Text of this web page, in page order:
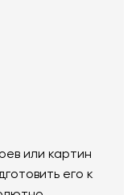
или картин
его к